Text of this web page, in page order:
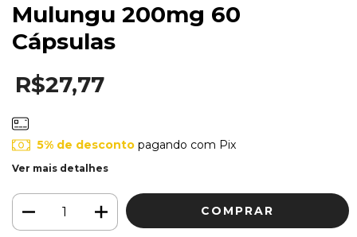
Mulungu 200mg 60
Cápsulas
R$27,77
5% de desconto pagando com Pix
Ver mais detalhes